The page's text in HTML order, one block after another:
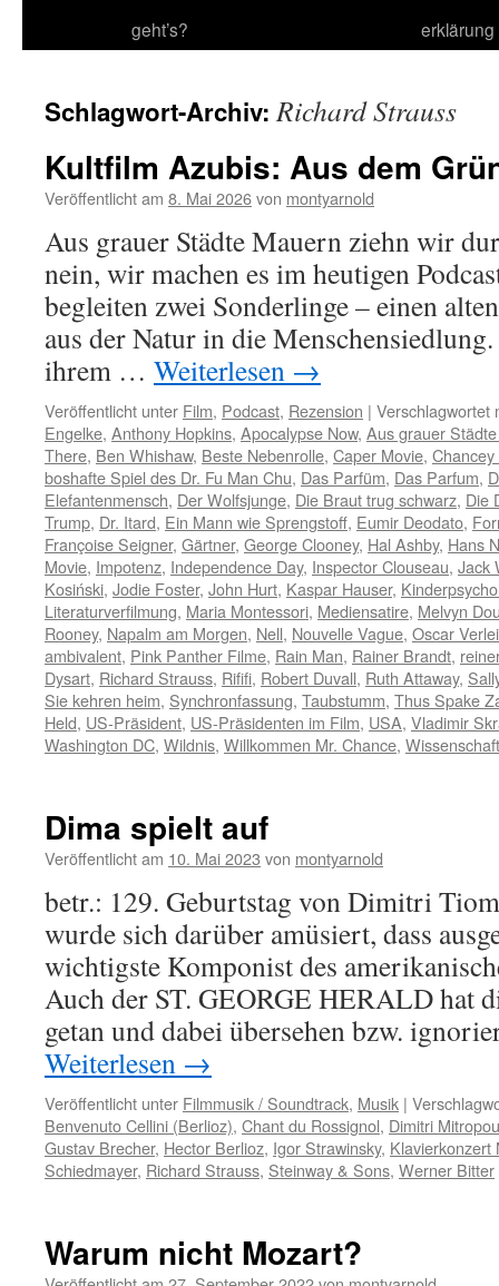
geht’s?
erklärung
Schlagwort-Archiv:Richard Strauss
Kultfilm Azubis: Aus dem
Veröffentlicht am 8. Mai 2026von montyarnold
Aus grauer Städte Mauern ziehn wir
nein, wir machen es im heutigen
begleiten zwei Sonderlinge – einen
aus der Natur in die
ihrem … Weiterlesen →
Veröffentlicht unter Film, Podcast, Rezension | Verschlagwortet
Engelke, Anthony Hopkins, Apocalypse Now, Aus grauer
There, Ben Whishaw, Beste Nebenrolle, Caper Movie,
boshafte Spiel des Dr. Fu Man Chu, Das Parfüm, Das Parfum,
Elefantenmensch, Der Wolfsjunge, Die Braut trug schwarz, Die
Trump, Dr. Itard, Ein Mann wie Sprengstoff, Eumir Deodato,
Françoise Seigner, Gärtner, George Clooney, Hal Ashby, Hans
Movie, Impotenz, Independence Day, Inspector Clouseau, Jack
Kosiński, Jodie Foster, John Hurt, Kaspar Hauser,
Literaturverfilmung, Maria Montessori, Mediensatire, Melvyn
Rooney, Napalm am Morgen, Nell, Nouvelle Vague, Oscar
ambivalent, Pink Panther Filme, Rain Man, Rainer Brandt,
Dysart, Richard Strauss, Rififi, Robert Duvall, Ruth Attaway,
Sie kehren heim, Synchronfassung, Taubstumm, Thus Spake
Held, US-Präsident, US-Präsidenten im Film, USA, Vladimir
Washington DC, Wildnis, Willkommen Mr. Chance,
Dima spielt auf
Veröffentlicht am 10. Mai 2023 von montyarnold
betr.: 129. Geburtstag von Dimitri
wurde sich darüber amüsiert, dass
wichtigste Komponist des
Auch der ST. GEORGE HERALD hat
getan und dabei übersehen bzw.
Weiterlesen →
Veröffentlicht unter Filmmusik / Soundtrack, Musik |
Benvenuto Cellini (Berlioz), Chant du Rossignol, Dimitri
Gustav Brecher, Hector Berlioz, Igor Strawinsky, Klavierkonzert
Schiedmayer, Richard Strauss, Steinway & Sons, Werner Bitter
Warum nicht Mozart?